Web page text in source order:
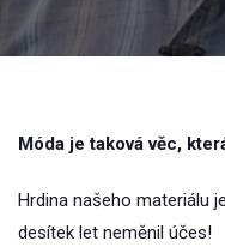
Móda je taková věc,
Hrdina našeho materiálu
desítek let neměnil účes!